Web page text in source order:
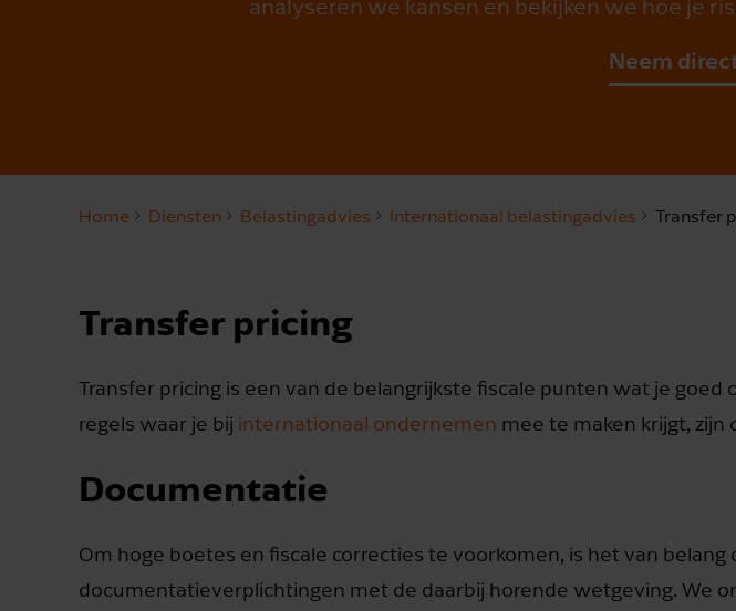
analyseren we kansen en bekijken we hoe je
Neem
Home Diensten Belastingadvies Internationaal belastingadvies Transfer
Transfer pricing
Transfer pricing is een van de belangrijkste fiscale punten wat je goed
regels waar je bij internationaal ondernemen mee te maken krijgt, zijn
Documentatie
Om hoge boetes en fiscale correcties te voorkomen, is het van belang
documentatieverplichtingen met de daarbij horende wetgeving. We